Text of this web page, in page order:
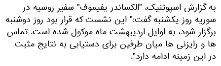
به گزارش اسپوتنیک، "الکساندر یفیموف" سفیر روسیه در
سوریه روز یکشنبه گفت:" این نشست که قرار بود روز دوشنبه
برگزار شود، به اوایل اردیبهشت ماه موکول شده است. تماس
ها و رایزنی ها میان طرفین برای دستیابی به نتایج مثبت
در این زمینه ادامه دارد".